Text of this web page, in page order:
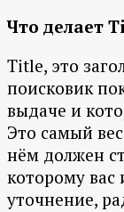
Что делает
Title, это
поисковик
выдаче и
Это самый
нём должен
которому
уточнение,